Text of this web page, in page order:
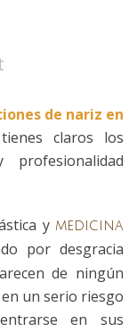
de nariz en
claros los
profesionalidad
y medicina
por desgracia
de ningún
un serio riesgo
en sus